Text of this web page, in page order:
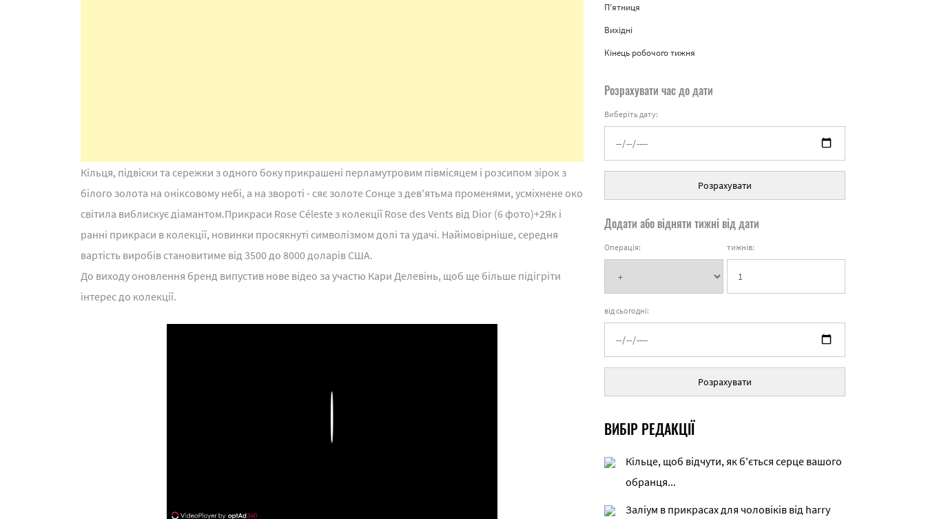
Кільця, підвіски та сережки з одного боку прикрашені перламутровим півмісяцем і розсипом зірок з
білого золота на оніксовому небі, а на звороті - сяє золоте Сонце з дев'ятьма променями, усміхнене око
світила виблискує діамантом.Прикраси Rose Céleste з колекції Rose des Vents від Dior (6 фото)+2Як і
ранні прикраси в колекції, новинки просякнуті символізмом долі та удачі. Найімовірніше, середня
вартість виробів становитиме від 3500 до 8000 доларів США.
До виходу оновлення бренд випустив нове відео за участю Кари Делевінь, щоб ще більше підігріти
інтерес до колекції.
П'ятниця
Вихідні
Кінець робочого тижня
Розрахувати час до дати
Виберіть дату:
Розрахувати
Додати або відняти тижні від дати
Операція: тижнів:
від сьогодні:
Розрахувати
ВИБІР РЕДАКЦІЇ
Кільце, щоб відчути, як б'ється серце вашого
обранця...
Заліум в прикрасах для чоловіків від harry